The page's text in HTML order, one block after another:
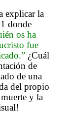
explicar la
donde
os ha
fue
¿Cuál
de
de una
del propio
y la